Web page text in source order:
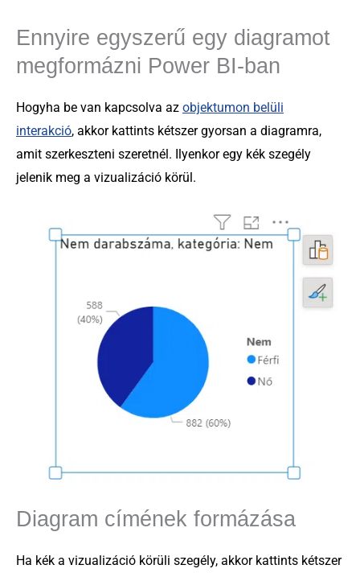
Ennyire egyszerű egy diagramot
megformázni Power BI-ban
Hogyha be van kapcsolva az objektumon belüli
interakció, akkor kattints kétszer gyorsan a diagramra,
amit szerkeszteni szeretnél. Ilyenkor egy kék szegély
jelenik meg a vizualizáció körül.
Diagram címének formázása
Ha kék a vizualizáció körüli szegély, akkor kattints kétszer